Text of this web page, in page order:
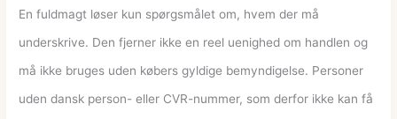
En fuldmagt løser kun spørgsmålet om, hvem der må
underskrive. Den fjerner ikke en reel uenighed om handlen og
må ikke bruges uden købers gyldige bemyndigelse. Personer
uden dansk person- eller CVR-nummer, som derfor ikke kan få